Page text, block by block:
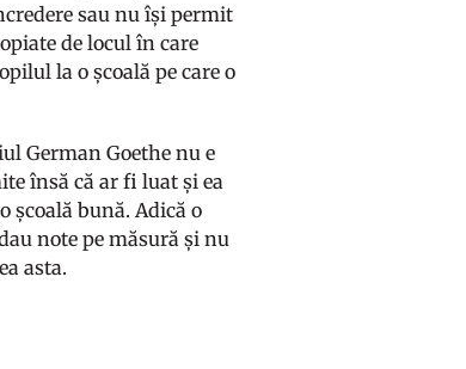
sau nu își permit
de locul în care
la o școală pe care o
German Goethe nu e
însă că ar fi luat și ea
școală bună. Adică o
note pe măsură și nu
asta.